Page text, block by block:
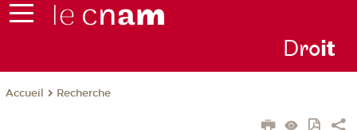
Droit
Accueil Recherche